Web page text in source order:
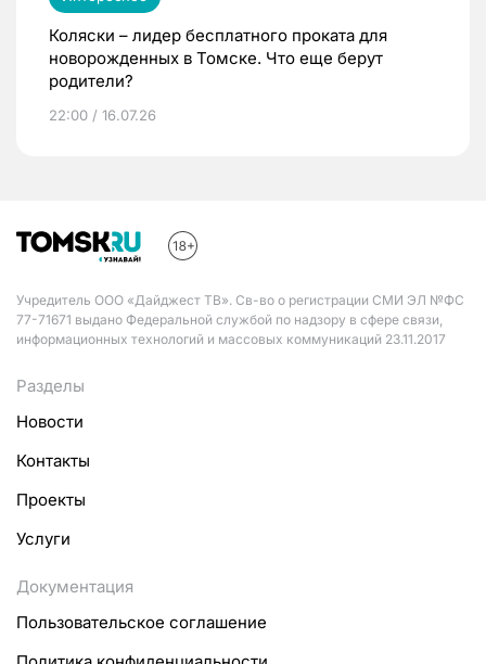
Коляски – лидер бесплатного проката для
новорожденных в Томске. Что еще берут
родители?
22:00 / 16.07.26
Учредитель ООО «Дайджест ТВ». Св-во о регистрации СМИ ЭЛ №ФС
77-71671 выдано Федеральной службой по надзору в сфере связи,
информационных технологий и массовых коммуникаций 23.11.2017
Разделы
Новости
Контакты
Проекты
Услуги
Документация
Пользовательское соглашение